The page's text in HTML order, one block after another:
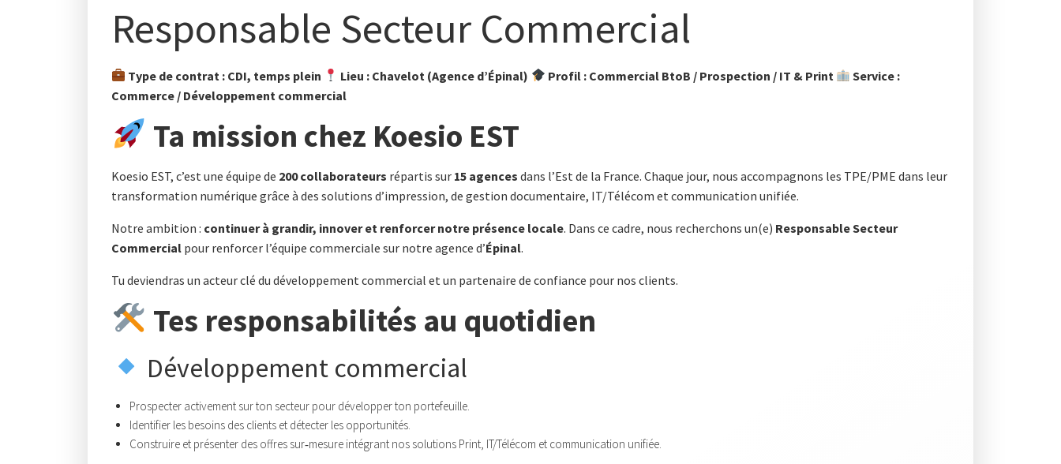
Responsable Secteur Commercial
Type de contrat : CDI, temps plein Lieu : Chavelot (Agence d’Épinal) Profil : Commercial BtoB / Prospection / IT & Print
Service :
Commerce / Développement commercial
Ta mission chez Koesio EST
Koesio EST, c’est une équipe de 200 collaborateurs répartis sur 15 agences dans l’Est de la France. Chaque jour, nous accompagnons les TPE/PME dans leur
transformation numérique grâce à des solutions d’impression, de gestion documentaire, IT/Télécom et communication unifiée.
Notre ambition : continuer à grandir, innover et renforcer notre présence locale. Dans ce cadre, nous recherchons un(e) Responsable Secteur
Commercial pour renforcer l’équipe commerciale sur notre agence d’Épinal.
Tu deviendras un acteur clé du développement commercial et un partenaire de confiance pour nos clients.
Tes responsabilités au quotidien
Développement commercial
Prospecter activement sur ton secteur pour développer ton portefeuille.
Identifier les besoins des clients et détecter les opportunités.
Construire et présenter des offres sur‑mesure intégrant nos solutions Print, IT/Télécom et communication unifiée.